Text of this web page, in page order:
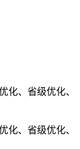
化、省级优化、
化、省级优化、